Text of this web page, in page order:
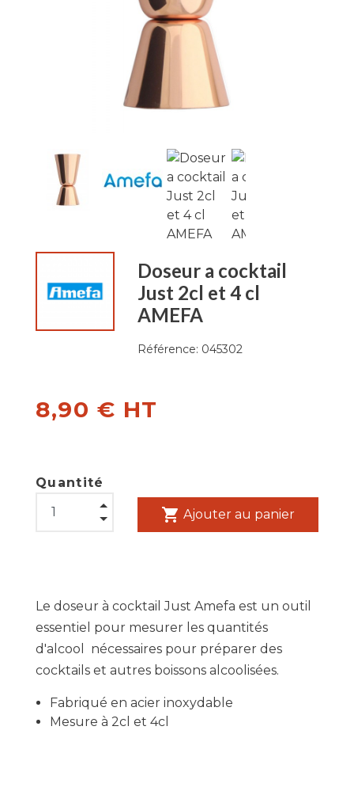
Doseur a cocktail
Just 2cl et 4 cl
AMEFA
Référence: 045302
8,90 € HT
Quantité
shopping_cart Ajouter au panier
Le doseur à cocktail Just Amefa est un outil
essentiel pour mesurer les quantités
d'alcool nécessaires pour préparer des
cocktails et autres boissons alcoolisées.
Fabriqué en acier inoxydable
Mesure à 2cl et 4cl